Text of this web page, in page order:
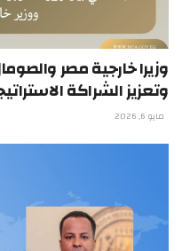
وزيرا خارجية مصر
وتعزيز الشراكة
مايو 6, 2026